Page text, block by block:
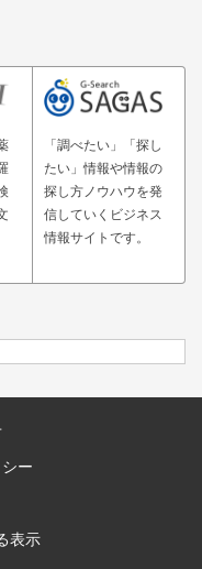
「調べたい」「探し
たい」情報や情報の
探し方ノウハウを発
信していくビジネス
情報サイトです。
ー
表示